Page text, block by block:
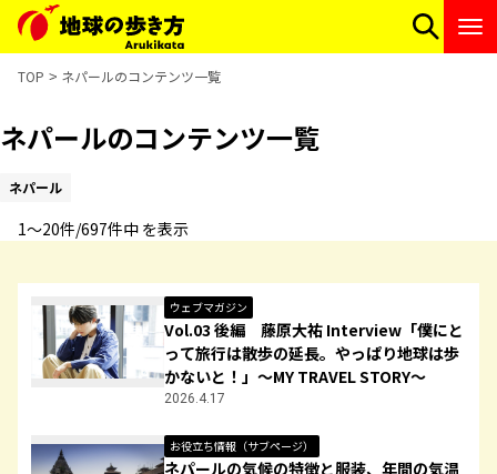
TOP ネパールのコンテンツ一覧
ネパールのコンテンツ一覧
ネパール
1〜20件/697件中 を表示
ウェブマガジン
Vol.03 後編 藤原大祐 Interview「僕にと
って旅行は散歩の延長。やっぱり地球は歩
かないと！」～MY TRAVEL STORY～
2026.4.17
お役立ち情報（サブページ）
ネパールの気候の特徴と服装、年間の気温